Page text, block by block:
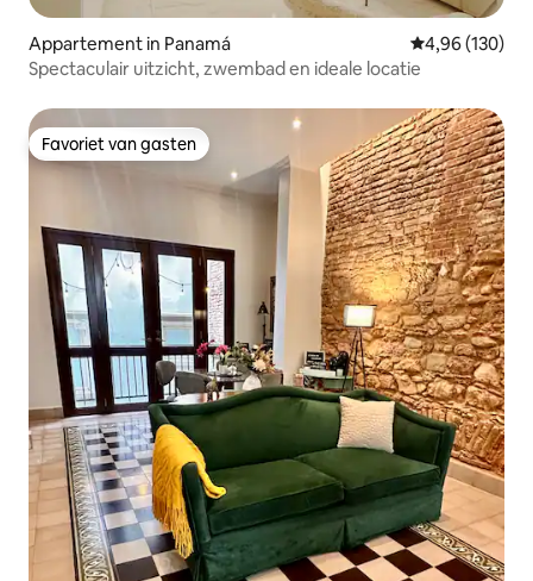
Appartement in Panamá Gemiddelde
4,96 (130)
Spectaculair uitzicht, zwembad en ideale locatie
Favoriet van gasten
Favoriet van gasten